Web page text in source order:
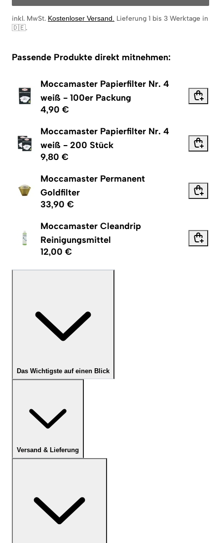
inkl. MwSt. Kostenloser Versand. Lieferung 1 bis 3 Werktage in
🇩🇪.
Passende Produkte direkt mitnehmen:
Moccamaster Papierfilter Nr. 4
weiß - 100er Packung
4,90 €
Moccamaster Papierfilter Nr. 4
weiß - 200 Stück
9,80 €
Moccamaster Permanent
Goldfilter
33,90 €
Moccamaster Cleandrip
Reinigungsmittel
12,00 €
Das Wichtigste auf einen Blick
Versand & Lieferung